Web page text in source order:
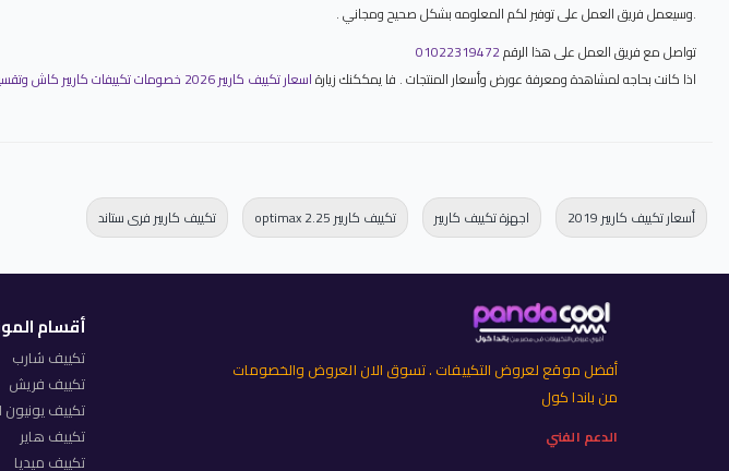
.وسيعمل فريق العمل على توفير لكم المعلومه بشكل صحيح ومجاني .
تواصل مع فريق العمل على هذا الرقم01022319472
اذا كانت بحاجه لمشاهدة ومعرفة عورض وأسعار المنتجات . فا يمككنك زيارةاسعار تكييف كاريير 2026 خصومات تكييفات كاريير كاش وتقسيط
أسعار تكييف كاريير 2019 اجهزة تكييف كاريير تكييف كاريير optimax 2.25 تكييف كاريير فرى ستاند
أفضل موقع لعروض التكييفات . تسوق الان العروض والخصومات
من باندا كول
الدعم الفني
أقسام
تكييف شارب
تكييف فريش
تكييف يونيون
تكييف هاير
تكييف ميديا